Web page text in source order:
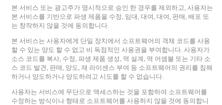
본 서비스 또는 광고주가 명시적으로 승인 한 경우를 제외하고, 사용자는
본 서비스를 기반으로 파생 제품을 수정, 임대, 대여, 대여, 판매, 배포 또
는 창작하지 않을 것에 동의합니다.
본 서비스는 사용자에게 단일 장치에서 소프트웨어의 객체 코드를 사용
할 수 있는 양도 할 수 없고 비 독점적인 사용권을 부여합니다. 사용자가
소스 코드를 복사, 수정, 파생 제품 생성, 역 설계, 역 어셈블 또는 기타 소
스 코드 발견, 판매, 양도, 재 라이센스 부여 등 소프트웨어의 권리를 침해
하거나 양도하거나 양도하려고 시도를 할 수 없습니다.
사용자는 서비스에 무단으로 액세스하는 것을 포함하여 소프트웨어를
수정하는 방식이나 형태로 소프트웨어를 사용하지 않을 것에 동의합니